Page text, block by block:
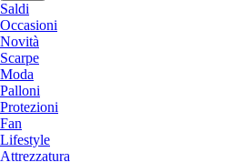
Saldi
Occasioni
Novità
Scarpe
Moda
Palloni
Protezioni
Fan
Lifestyle
Attrezzatura